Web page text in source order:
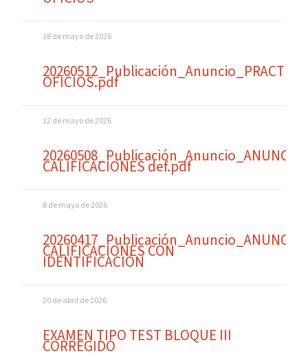
18 de mayo de 2026
20260512_Publicación_Anuncio_PRACTICA
OFICIOS.pdf
12 de mayo de 2026
20260508_Publicación_Anuncio_ANUNCIO
CALIFICACIONES def.pdf
8 de mayo de 2026
20260417_Publicación_Anuncio_ANUNCIO
CALIFICACIONES CON
IDENTIFICACIÓN
20 de abril de 2026
EXAMEN TIPO TEST BLOQUE III
CORREGIDO